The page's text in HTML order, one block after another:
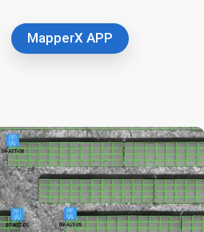
MapperX APP